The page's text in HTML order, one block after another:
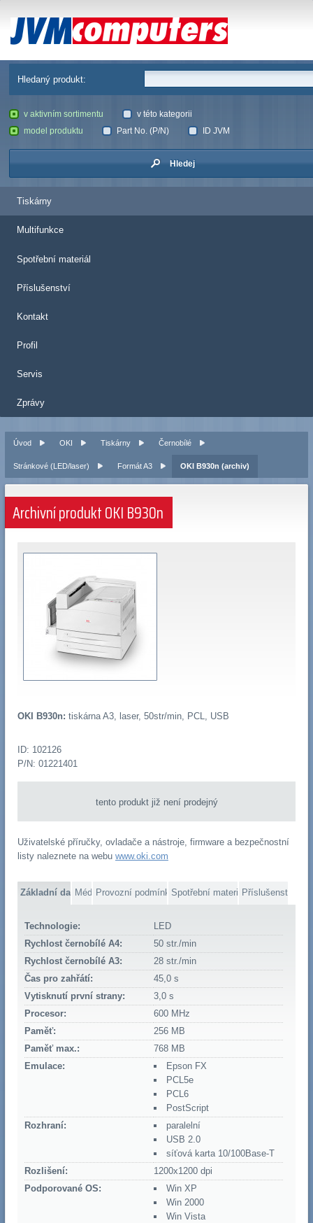
JVM Computers
Hledaný produkt:
v aktivním sortimentu
v této kategorii
model produktu
Part No. (P/N) ID JVM
Hledej
Tiskárny
Multifunkce
Spotřební materiál
Příslušenství
Kontakt
Profil
Servis
Zprávy
Úvod OKI Tiskárny Černobílé
Stránkové (LED/laser) Formát A3 OKI B930n (archiv)
Archivní produkt OKI B930n
OKI B930n: tiskárna A3, laser, 50str/min, PCL, USB
ID: 102126
P/N: 01221401
tento produkt již není prodejný
Uživatelské příručky, ovladače a nástroje, firmware a bezpečnostní
listy naleznete na webu www.oki.com
Základní dataMédiaProvozní podmínkySpotřební materiálPříslušenství
Technologie:
LED
Rychlost černobílé A4:
50 str./min
Rychlost černobílé A3:
28 str./min
Čas pro zahřátí:
45,0 s
Vytisknutí první strany:
3,0 s
Procesor:
600 MHz
Paměť:
256 MB
Paměť max.:
768 MB
Emulace:
Epson FX
PCL5e
PCL6
PostScript
Rozhraní:
paralelní
USB 2.0
síťová karta 10/100Base-T
Rozlišení:
1200x1200 dpi
Podporované OS:
Win XP
Win 2000
Win Vista